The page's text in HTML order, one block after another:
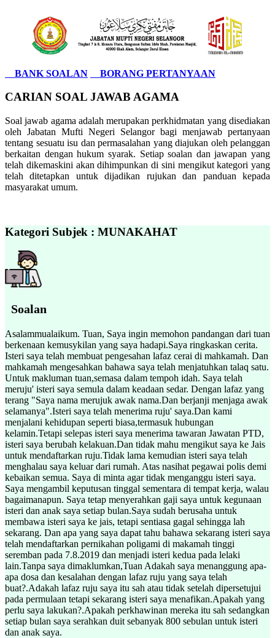
BANK SOALAN BORANG PERTANYAAN
CARIAN SOAL JAWAB AGAMA
Soal jawab agama adalah merupakan perkhidmatan yang disediakan
oleh Jabatan Mufti Negeri Selangor bagi menjawab pertanyaan
tentang sesuatu isu dan permasalahan yang diajukan oleh pelanggan
berkaitan dengan hukum syarak. Setiap soalan dan jawapan yang
telah dikemaskini akan dihimpunkan di sini mengikut kategori yang
telah ditetapkan untuk dijadikan rujukan dan panduan kepada
masyarakat umum.
Kategori Subjek : MUNAKAHAT
Soalan
Asalammualaikum. Tuan, Saya ingin memohon pandangan dari tuan
berkenaan kemusykilan yang saya hadapi.Saya ringkaskan cerita.
Isteri saya telah membuat pengesahan lafaz cerai di mahkamah. Dan
mahkamah mengesahkan bahawa saya telah menjatuhkan talaq satu.
Untuk makluman tuan,semasa dalam tempoh idah. Saya telah
meruju' isteri saya semula dalam keadaan sedar. Dengan lafaz yang
terang "Saya nama merujuk awak nama.Dan berjanji menjaga awak
selamanya".Isteri saya telah menerima ruju' saya.Dan kami
menjalani kehidupan seperti biasa,termasuk hubungan
kelamin.Tetapi selepas isteri saya menerima tawaran Jawatan PTD,
isteri saya berubah kelakuan.Dan tidak mahu mengikut saya ke Jais
untuk mendaftarkan ruju.Tidak lama kemudian isteri saya telah
menghalau saya keluar dari rumah. Atas nasihat pegawai polis demi
kebaikan semua. Saya di minta agar tidak menganggu isteri saya.
Saya mengambil keputusan tinggal sementara di tempat kerja, walau
bagaimanapun. Saya tetap menyerahkan gaji saya untuk kegunaan
isteri dan anak saya setiap bulan.Saya sudah berusaha untuk
membawa isteri saya ke jais, tetapi sentiasa gagal sehingga lah
sekarang. Dan apa yang saya dapat tahu bahawa sekarang isteri saya
telah mendaftarkan pernikahan poligami di makamah tinggi
seremban pada 7.8.2019 dan menjadi isteri kedua pada lelaki
lain.Tanpa saya dimaklumkan,Tuan Adakah saya menanggung apa-
apa dosa dan kesalahan dengan lafaz ruju yang saya telah
buat?.Adakah lafaz ruju saya itu sah atau tidak setelah dipersetujui
pada permulaan tetapi sekarang isteri saya menafikan.Apakah yang
perlu saya lakukan?.Apakah perkhawinan mereka itu sah sedangkan
setiap bulan saya serahkan duit sebanyak 800 sebulan untuk isteri
dan anak saya.